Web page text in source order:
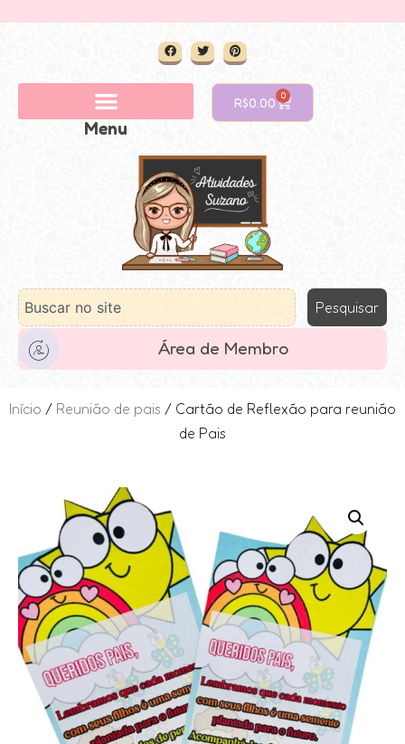
Menu
R$0.00 0
Pesquisar
Área de Membro
Início / Reunião de pais / Cartão de Reflexão para reunião
de Pais